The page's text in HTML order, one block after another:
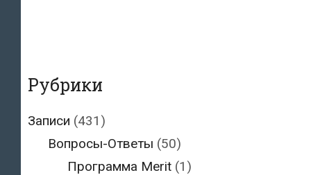
Рубрики
Записи (431)
Вопросы-Ответы (50)
Программа Merit (1)